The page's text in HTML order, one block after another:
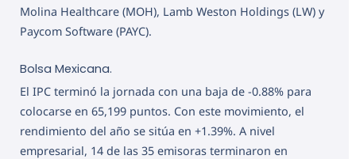
Molina Healthcare (MOH), Lamb Weston Holdings (LW) y
Paycom Software (PAYC).
Bolsa Mexicana.
El IPC terminó la jornada con una baja de -0.88% para
colocarse en 65,199 puntos. Con este movimiento, el
rendimiento del año se sitúa en +1.39%. A nivel
empresarial, 14 de las 35 emisoras terminaron en